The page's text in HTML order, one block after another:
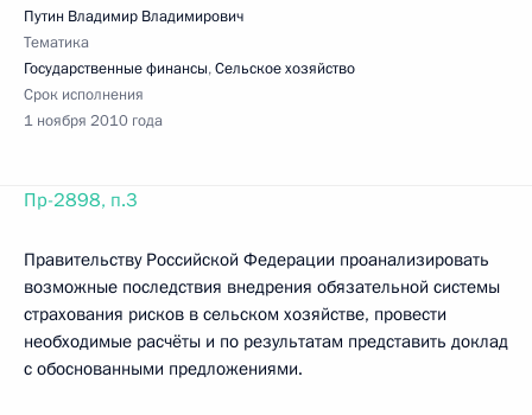
Путин Владимир Владимирович
Тематика
Государственные финансы,Сельское хозяйство
Срок исполнения
1 ноября 2010 года
Пр-2898, п.3
Правительству Российской Федерации проанализировать
возможные последствия внедрения обязательной системы
страхования рисков в сельском хозяйстве, провести
необходимые расчёты и по результатам представить доклад
с обоснованными предложениями.